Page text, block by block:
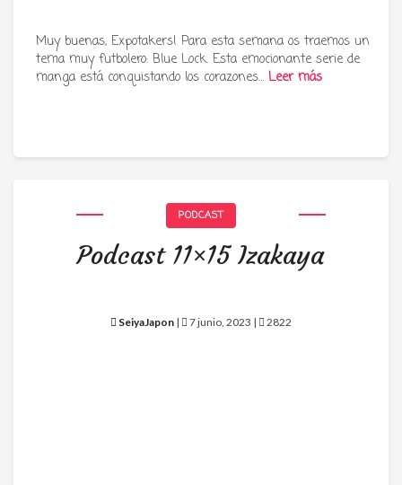
Muy buenas, Expotakers! Para esta semana os traemos un
tema muy futbolero: Blue Lock. Esta emocionante serie de
manga está conquistando los corazones… Leer más
PODCAST
Podcast 11×15 Izakaya
SeiyaJapon | 7 junio, 2023 | 2822